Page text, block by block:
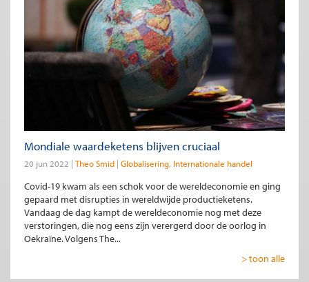
Mondiale waardeketens blijven cruciaal
20 jun 2022 Theo Smid Globalisering Internationale handel
Covid-19 kwam als een schok voor de wereldeconomie en ging
gepaard met disrupties in wereldwijde productieketens.
Vandaag de dag kampt de wereldeconomie nog met deze
verstoringen, die nog eens zijn verergerd door de oorlog in
Oekraïne. Volgens The...
> toon alle